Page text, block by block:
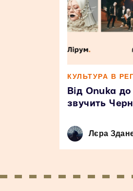
КУЛЬТУРА В
Від Onuka
звучить
Лєра